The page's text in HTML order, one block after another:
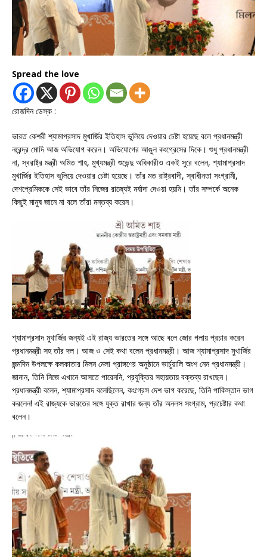
Spread the love
রোজদিন ডেস্ক :
ভারত কেশরী শ্যামাপ্রসাদ মুখার্জির ইতিহাস ভুলিয়ে দেওয়ার চেষ্টা হয়েছে বলে প্রধানমন্ত্রী
নরেন্দ্র মোদি আজ অভিযোগ করেন। অভিযোগের আঙুল কংগ্রেসের দিকে। শুধু প্রধানমন্ত্রী
না, স্বরাষ্ট্র মন্ত্রী অমিত শাহ, মুখ্যমন্ত্রী শুভেন্দু অধিকারীও একই সুরে বলেন, শ্যামাপ্রসাদ
মুখার্জির ইতিহাস ভুলিয়ে দেওয়ার চেষ্টা হয়েছে। তাঁর মত রাষ্ট্রবাদী, স্বাধীনতা সংগ্রামী,
দেশপ্রেমিককে সেই ভাবে তাঁর নিজের রাজ্যেই মর্যাদা দেওয়া হয়নি। তাঁর সম্পর্কে অনেক
কিছুই মানুষ জানে না বলে তাঁরা মন্তব্য করেন।
শ্যামাপ্রসাদ মুখার্জির জন্যই এই রাজ্য ভারতের সঙ্গে আছে বলে জোর গলায় প্রচার করেন
প্রধানমন্ত্রী সহ তাঁর দল। আজ ও সেই কথা বলেন প্রধানমন্ত্রী। আজ শ্যামাপ্রসাদ মুখার্জির
জন্মদিন উপলক্ষে কলকাতার মিলন মেলা প্রাঙ্গণের অনুষ্ঠানে ভার্চুয়ালি অংশ নেন প্রধানমন্ত্রী।
জানান, তিনি নিজে এখানে আসতে পারেননি, প্রযুক্তির সহায়তায় বক্তব্য রাখছেন।
প্রধানমন্ত্রী বলেন, শ্যামাপ্রসাদ বলেছিলেন, কংগ্রেস দেশ ভাগ করেছে, তিনি পাকিস্তান ভাগ
করলেন! এই রাজ্যকে ভারতের সঙ্গে যুক্ত রাখার জন্য তাঁর অনলস সংগ্রাম, প্রচেষ্টার কথা
বলেন।